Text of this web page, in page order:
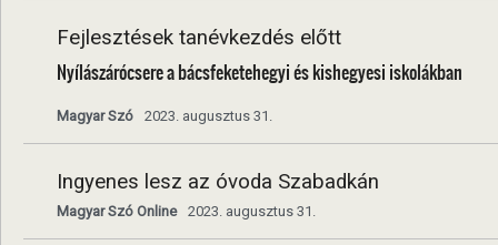
Fejlesztések tanévkezdés előtt
Nyílászárócsere a bácsfeketehegyi és kishegyesi iskolákban
Magyar Szó 2023. augusztus 31.
Ingyenes lesz az óvoda Szabadkán
Magyar Szó Online 2023. augusztus 31.